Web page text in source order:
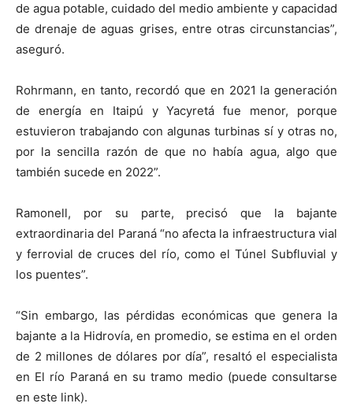
de agua potable, cuidado del medio ambiente y capacidad
de drenaje de aguas grises, entre otras circunstancias”,
aseguró.
Rohrmann, en tanto, recordó que en 2021 la generación
de energía en Itaipú y Yacyretá fue menor, porque
estuvieron trabajando con algunas turbinas sí y otras no,
por la sencilla razón de que no había agua, algo que
también sucede en 2022”.
Ramonell, por su parte, precisó que la bajante
extraordinaria del Paraná “no afecta la infraestructura vial
y ferrovial de cruces del río, como el Túnel Subfluvial y
los puentes”.
“Sin embargo, las pérdidas económicas que genera la
bajante a la Hidrovía, en promedio, se estima en el orden
de 2 millones de dólares por día”, resaltó el especialista
en El río Paraná en su tramo medio (puede consultarse
en este link).